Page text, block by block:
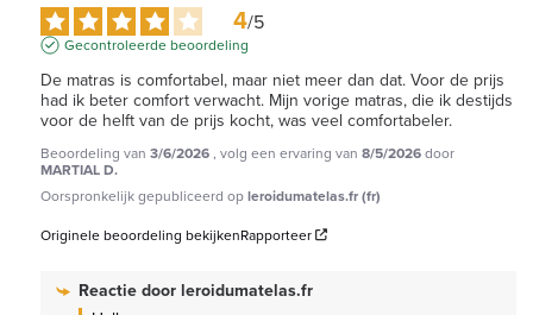
4/5
Gecontroleerde beoordeling
De matras is comfortabel, maar niet meer dan dat. Voor de prijs
had ik beter comfort verwacht. Mijn vorige matras, die ik destijds
voor de helft van de prijs kocht, was veel comfortabeler.
Beoordeling van 3/6/2026, volg een ervaring van 8/5/2026door
MARTIAL D.
Oorspronkelijk gepubliceerd opleroidumatelas.fr (fr)
Originele beoordeling bekijkenRapporteer
Reactie doorleroidumatelas.fr